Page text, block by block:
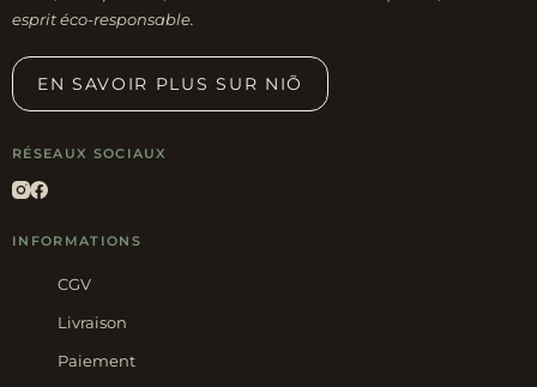
esprit éco-responsable.
EN SAVOIR PLUS SUR NIÕ
RÉSEAUX SOCIAUX
INFORMATIONS
CGV
Livraison
Paiement